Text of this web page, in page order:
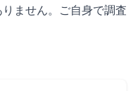
ません。ご自身で調査